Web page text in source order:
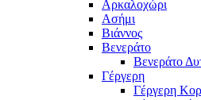
Αρκαλοχώρι
Ασήμι
Βιάννος
Βενεράτο
Βενεράτο
Γέργερη
Γέργερη